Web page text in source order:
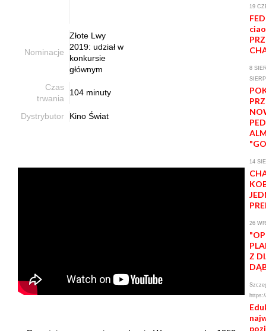
Nominacje
Złote Lwy
2019: udział w
konkursie
głównym
Czas
trwania
104 minuty
Dystrybutor Kino Świat
19
8
14
26
Z